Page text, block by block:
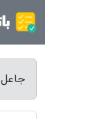
جاعل 9 میلیاردی اسناد ملکی در دام پلیس بروجرد - باتسک